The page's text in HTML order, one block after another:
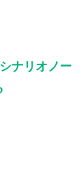
ナリオノー